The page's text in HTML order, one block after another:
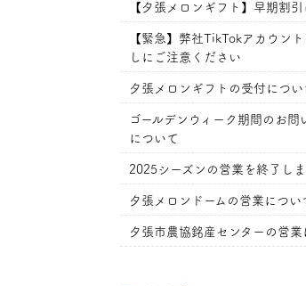
【夕張メロンギフト】早期割
【緊急】弊社TikTokアカウント
しにご注意ください
夕張メロンギフトの受付につい
ゴールデンウィーク期間のお問
について
2025シーズンの営業を終了しま
夕張メロンドームの営業につい
夕張市農協銘産センターの営業